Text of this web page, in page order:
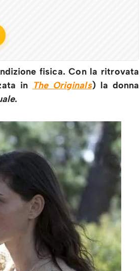
fisica. Con la ritrovata
in The Originals) la donna
.